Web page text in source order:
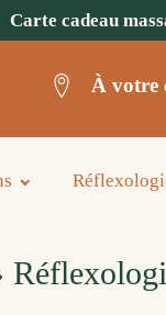
Carte cadeau
À votre